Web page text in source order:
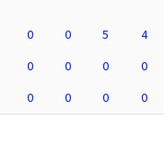
0 0 5
4
0 0 0
0
0 0 0
0